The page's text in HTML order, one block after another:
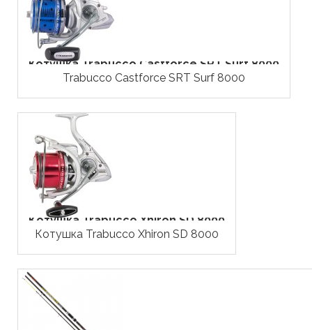
Котушка Trabucco Castforce SRT Surf 8000
Trabucco Castforce SRT Surf 8000
Кoтушка Trabucco Xhiron SD 8000
Котушка Trabucco Xhiron SD 8000